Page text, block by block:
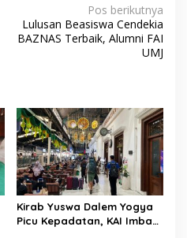
Pos berikutnya
Lulusan Beasiswa Cendekia
BAZNAS Terbaik, Alumni FAI
UMJ
Kirab Yuswa Dalem Yogya
Picu Kepadatan, KAI Imbau